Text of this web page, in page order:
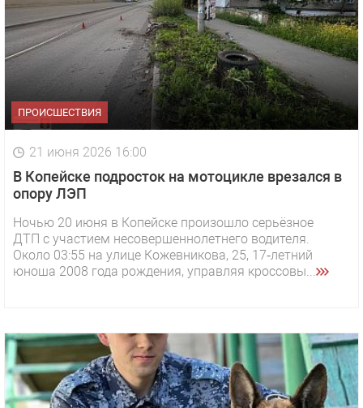
ПРОИСШЕСТВИЯ
21 июня 2026 16:00
В Копейске подросток на мотоцикле врезался в
опору ЛЭП
Ночью 20 июня в Копейске произошло серьёзное
ДТП с участием несовершеннолетнего водителя.
Около 03:55 на улице Кожевникова, 25, 17‑летний
юноша 2008 года рождения, управляя кроссовы...